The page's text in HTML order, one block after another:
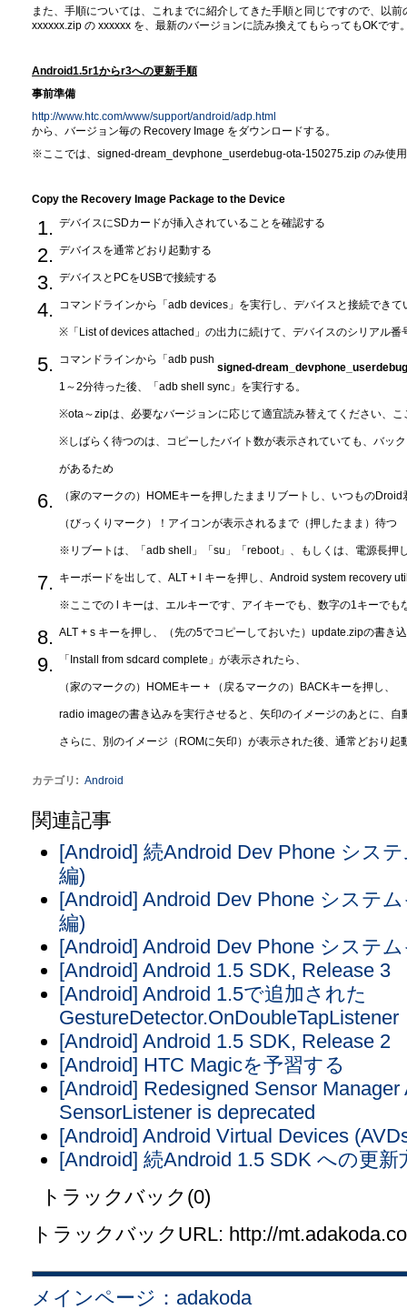
また、手順については、これまでに紹介してきた手順と同じですので、以
xxxxxx.zip の xxxxxx を、最新のバージョンに読み換えてもらってもOKです
Android1.5r1からr3への更新手順
事前準備
http://www.htc.com/www/support/android/adp.html
から、バージョン毎の Recovery Image をダウンロードする。
※ここでは、signed-dream_devphone_userdebug-ota-150275.zip のみ使用
Copy the Recovery Image Package to the Device
デバイスにSDカードが挿入されていることを確認する
デバイスを通常どおり起動する
デバイスとPCをUSBで接続する
コマンドラインから「adb devices」を実行し、デバイスと接続でき
※「List of devices attached」の出力に続けて、デバイスのシリアル番
コマンドラインから「adb push signed-
1～2分待った後、「adb shell sync」を実行する。
※ota～zipは、必要なバージョンに応じて適宜読み替えてください、
※しばらく待つのは、コピーしたバイト数が表示されていても、バッ
があるため
（家のマークの）HOMEキーを押したままリブートし、いつもの
（びっくりマーク）！アイコンが表示されるまで（押したまま）待つ
※リブートは、「adb shell」「su」「reboot」、もしくは、電源長押
キーボードを出して、ALT + l キーを押し、Android system recovery
※ここでの l キーは、エルキーです、アイキーでも、数字の1キーでも
ALT + s キーを押し、（先の5でコピーしておいた）update.zipの書き
「Install from sdcard complete」が表示されたら、
（家のマークの）HOMEキー + （戻るマークの）BACKキーを押し、
radio imageの書き込みを実行させると、矢印のイメージのあとに、
さらに、別のイメージ（ROMに矢印）が表示された後、通常どおり起
カテゴリ : Android
関連記事
[Android] 続Android Dev Phone シス
編)
[Android] Android Dev Phone システ
編)
[Android] Android Dev Phone システ
[Android] Android 1.5 SDK, Release 3
[Android] Android 1.5で追加された
GestureDetector.OnDoubleTapListener
[Android] Android 1.5 SDK, Release 2
[Android] HTC Magicを予習する
[Android] Redesigned Sensor
SensorListener is deprecated
[Android] Android Virtual Devices
[Android] 続Android 1.5 SDK への更
トラックバック(0)
トラックバックURL: http://
メインページ：adakoda